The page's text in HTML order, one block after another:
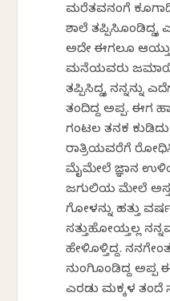
ಮರೆತವನಂಗೆ
ಶಾಲೆ
ಅದೇ ಈಗಲೂ ಆಯ್ತು.
ಮನೆಯವರು
ತಪ್ಪಿಸಿದ್ದಕ್ಕೆ ನನ್ನನ್ನು
ತಂದಿದ್ದ ಅಪ್ಪ. ಈಗ
ಗಂಟಲ ತನಕ
ರಾತ್ರಿಯವರೆಗೆ
ಮೈಮೇಲೆ ಜ್ಞಾನ
ಜಗುಲಿಯ ಮೇಲೆ
ಗೋಳನ್ನು ಹತ್ತು
ಸತ್ತುಹೋಯ್ತಲ್ಲ
ಹೇಳಿಕೊಳ್ತಿದ್ದ.
ನುಂಗಿಕೊಂಡಿದ್ದ ಅಪ್ಪ
ಎರಡು ಮಕ್ಕಳ ತಂದೆ